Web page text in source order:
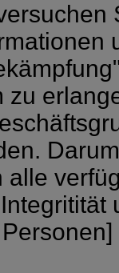
zu
alle